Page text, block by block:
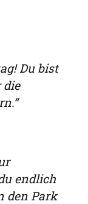
Du bist
die
endlich
den Park